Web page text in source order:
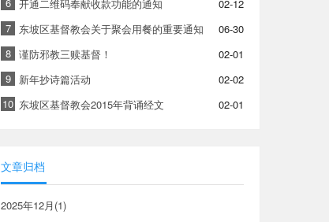
02-12
开通二维码奉献收款功能的通知
7
06-30
东坡区基督教会关于聚会用餐的重要通知
8
02-01
谨防邪教三赎基督！
9
02-02
新年抄诗篇活动
10
02-01
东坡区基督教会2015年背诵经文
文章归档
2025年12月(1)